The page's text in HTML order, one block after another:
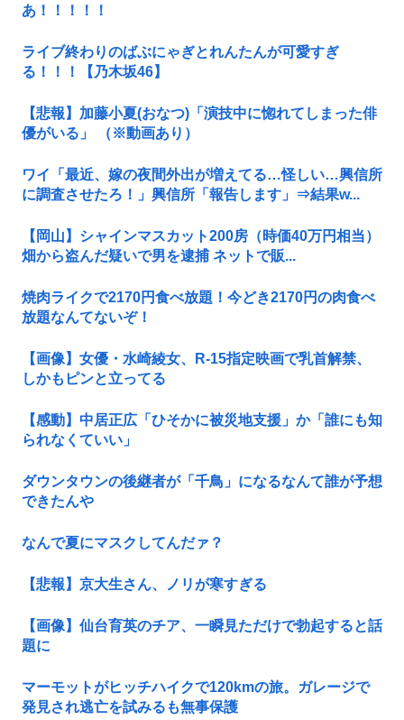
あ！！！！！
ライブ終わりのばぶにゃぎとれんたんが可愛すぎ
る！！！【乃木坂46】
【悲報】加藤小夏(おなつ)「演技中に惚れてしまった俳
優がいる」 （※動画あり）
ワイ「最近、嫁の夜間外出が増えてる…怪しい…興信所
に調査させたろ！」興信所「報告します」⇒結果w...
【岡山】シャインマスカット200房（時価40万円相当）
畑から盗んだ疑いで男を逮捕 ネットで販...
焼肉ライクで2170円食べ放題！今どき2170円の肉食べ
放題なんてないぞ！
【画像】女優・水崎綾女、R-15指定映画で乳首解禁、
しかもピンと立ってる
【感動】中居正広「ひそかに被災地支援」か「誰にも知
られなくていい」
ダウンタウンの後継者が「千鳥」になるなんて誰が予想
できたんや
なんで夏にマスクしてんだァ？
【悲報】京大生さん、ノリが寒すぎる
【画像】仙台育英のチア、一瞬見ただけで勃起すると話
題に
マーモットがヒッチハイクで120kmの旅。ガレージで
発見され逃亡を試みるも無事保護